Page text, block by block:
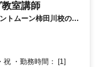
室講師
トムーン柿田川校のプ
祝 ・勤務時間： [1]